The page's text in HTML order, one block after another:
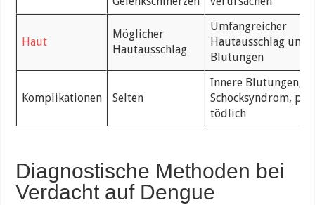
Haut
Möglicher
Hautausschlag
Umfangreicher
Hautausschlag und
Blutungen
Komplikationen Selten
Innere Blutungen,
Schocksyndrom,
tödlich
Diagnostische Methoden bei
Verdacht auf Dengue